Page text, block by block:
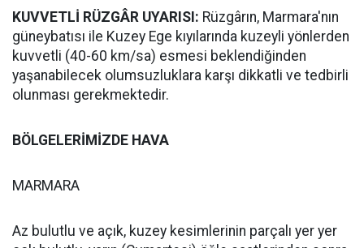
KUVVETLİ RÜZGÂR UYARISI: Rüzgârın, Marmara'nın
güneybatısı ile Kuzey Ege kıyılarında kuzeyli yönlerden
kuvvetli (40-60 km/sa) esmesi beklendiğinden
yaşanabilecek olumsuzluklara karşı dikkatli ve tedbirli
olunması gerekmektedir.
BÖLGELERİMİZDE HAVA
MARMARA
Az bulutlu ve açık, kuzey kesimlerinin parçalı yer yer